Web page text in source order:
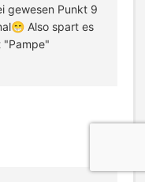
gewesen Punkt 9
Also spart es
"Pampe"